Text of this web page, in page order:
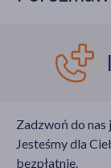
Zadzwoń do
Jesteśmy dla
bezpłatnie.